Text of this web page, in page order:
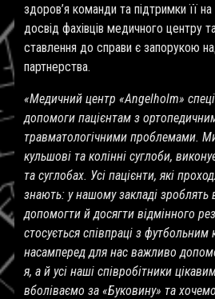
здоров’я команди та підтримки її
досвід фахівців медичного центру
ставлення до справи є запорукою
партнерства.
«Медичний центр «Angelholm»
допомоги пацієнтам з
травматологічними проблемами.
кульшові та колінні суглоби,
та суглобах. Усі пацієнти, які
знають: у нашому закладі
допомогти й досягти відмінного
стосується співпраці з
насамперед для нас важливо
я, а й усі наші співробітники
вболіваємо за «Буковину» та